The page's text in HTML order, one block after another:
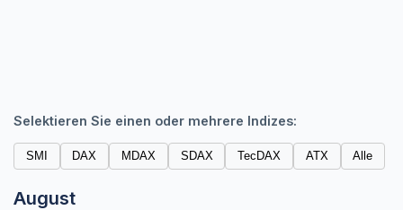
Selektieren Sie einen oder mehrere Indizes:
SMI DAX MDAX SDAX TecDAX ATX Alle
August